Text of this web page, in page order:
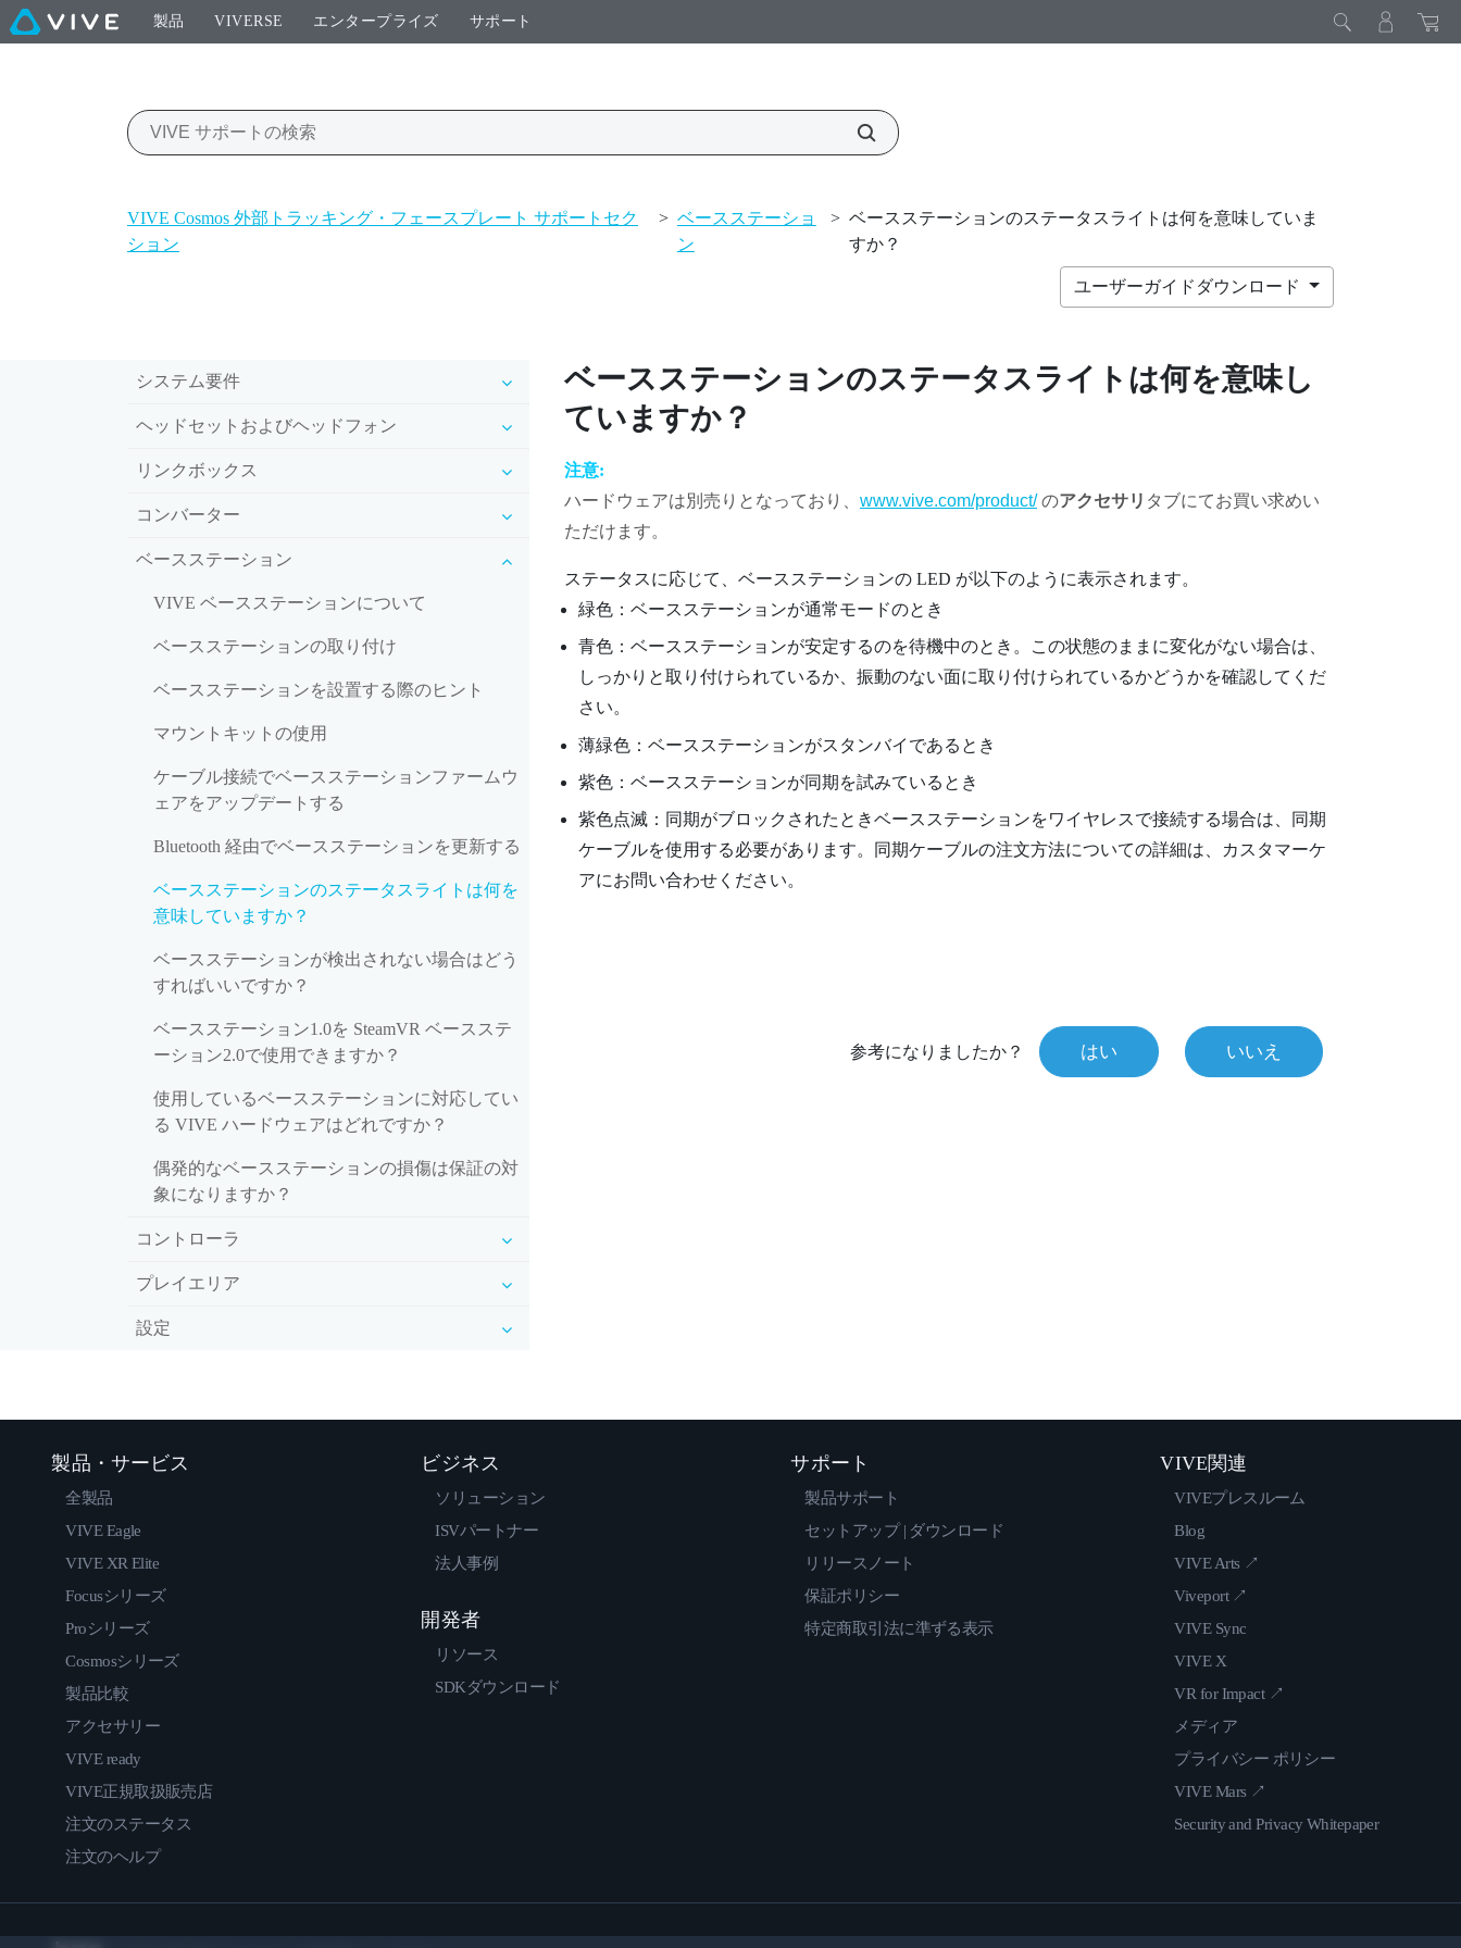
製品 VIVERSE エンタープライズ サポート
VIVE Cosmos 外部トラッキング・フェースプレート サポートセク
ション
> ベースステーショ
ン
> ベースステーションのステータスライトは何を意味していま
すか？
ユーザーガイドダウンロード
システム要件
ヘッドセットおよびヘッドフォン
リンクボックス
コンバーター
ベースステーション
VIVE ベースステーションについて
ベースステーションの取り付け
ベースステーションを設置する際のヒント
マウントキットの使用
ケーブル接続でベースステーションファームウ
ェアをアップデートする
Bluetooth 経由でベースステーションを更新する
ベースステーションのステータスライトは何を
意味していますか？
ベースステーションが検出されない場合はどう
すればいいですか？
ベースステーション1.0を SteamVR ベースステ
ーション2.0で使用できますか？
使用しているベースステーションに対応してい
る VIVE ハードウェアはどれですか？
偶発的なベースステーションの損傷は保証の対
象になりますか？
コントローラ
プレイエリア
設定
ベースステーションのステータスライトは何を意味し
ていますか？
注意:
ハードウェアは別売りとなっており、 www.vive.com/product/のアクセサリ タブにてお買い求めい
ただけます。
ステータスに応じて、ベースステーションの LED が以下のように表示されます。
緑色：ベースステーションが通常モードのとき
青色：ベースステーションが安定するのを待機中のとき。この状態のままに変化がない場合は、
しっかりと取り付けられているか、振動のない面に取り付けられているかどうかを確認してくだ
さい。
薄緑色：ベースステーションがスタンバイであるとき
紫色：ベースステーションが同期を試みているとき
紫色点滅：同期がブロックされたときベースステーションをワイヤレスで接続する場合は、同期
ケーブルを使用する必要があります。同期ケーブルの注文方法についての詳細は、カスタマーケ
アにお問い合わせください。
参考になりましたか？ はい いいえ
製品・サービス
全製品
VIVE Eagle
VIVE XR Elite
Focusシリーズ
Proシリーズ
Cosmosシリーズ
製品比較
アクセサリー
VIVE ready
VIVE正規取扱販売店
注文のステータス
注文のヘルプ
ビジネス
ソリューション
ISVパートナー
法人事例
開発者
リソース
SDKダウンロード
サポート
製品サポート
セットアップ | ダウンロード
リリースノート
保証ポリシー
特定商取引法に準ずる表示
VIVE関連
VIVEプレスルーム
Blog
VIVE Arts ↗
Viveport ↗
VIVE Sync
VIVE X
VR for Impact ↗
メディア
プライバシー ポリシー
VIVE Mars ↗
Security and Privacy Whitepaper